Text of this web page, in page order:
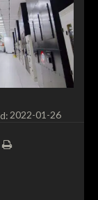
2022-01-26